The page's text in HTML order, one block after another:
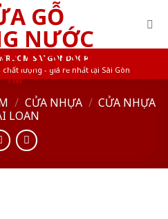
SAIGONDOOR
lượng - giá rẻ nhất tại Sài Gòn
/ CỬA NHỰA / CỬA NHỰA
LOAN